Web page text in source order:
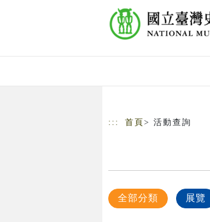
::: 首頁 > 活動查詢
全部分類 展覽